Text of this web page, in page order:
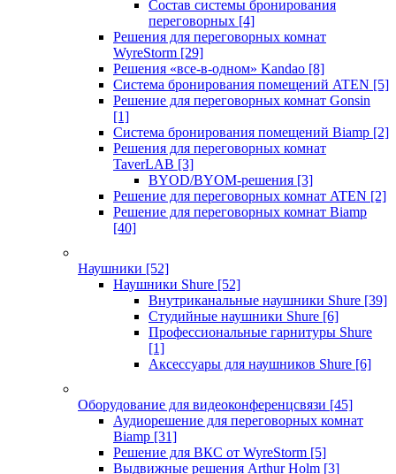
Состав системы бронирования
переговорных [4]
Решения для переговорных комнат
WyreStorm [29]
Решения «все-в-одном» Kandao [8]
Система бронирования помещений ATEN [5]
Решение для переговорных комнат Gonsin
[1]
Система бронирования помещений Biamp [2]
Решения для переговорных комнат
TaverLAB [3]
BYOD/BYOM-решения [3]
Решение для переговорных комнат ATEN [2]
Решение для переговорных комнат Biamp
[40]
Наушники [52]
Наушники Shure [52]
Внутриканальные наушники Shure [39]
Студийные наушники Shure [6]
Профессиональные гарнитуры Shure
[1]
Аксессуары для наушников Shure [6]
Оборудование для видеоконференцсвязи [45]
Аудиорешение для переговорных комнат
Biamp [31]
Решение для ВКС от WyreStorm [5]
Выдвижные решения Arthur Holm [3]